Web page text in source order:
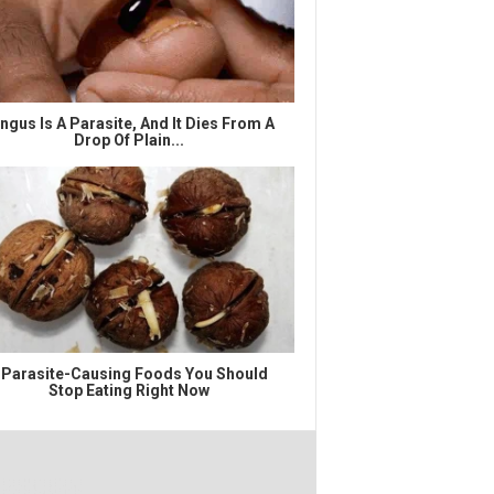
Is A Parasite, And It Dies From A
Drop Of Plain...
Causing Foods You Should
Stop Eating Right Now